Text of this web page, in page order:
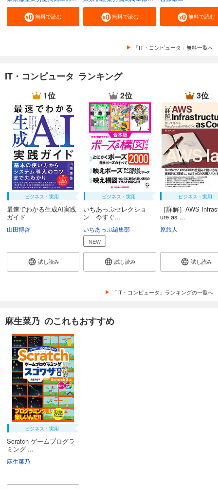
無料で読む 無料で読む 無料で読む
「IT・コンピュータ」無料一覧へ
IT・コンピュータ ランキング
1位
ビジネス・実用
最速でわかる生成AI実践
ガイド
山田博啓
試し読み
2位
ビジネス・実用
いちあっぷセレクショ
ン 今すぐ...
いちあっぷ編集部
NEW
試し読み
3位
ビジネス・実用
［詳解］AWS
ure as ...
原旅人
試し読み
「IT・コンピュータ」ランキングの一覧へ
麻生菜乃 のこれもおすすめ
ビジネス・実用
Scratch ゲームプログラ
ミング ...
麻生菜乃